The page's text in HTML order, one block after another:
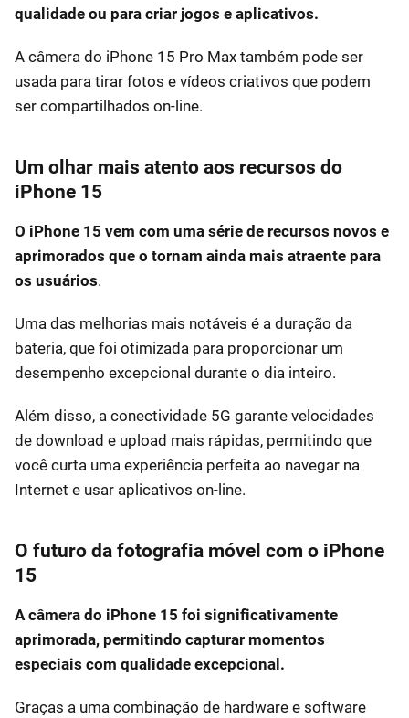
qualidade ou para criar jogos e aplicativos.
A câmera do iPhone 15 Pro Max também pode ser
usada para tirar fotos e vídeos criativos que podem
ser compartilhados on-line.
Um olhar mais atento aos recursos do
iPhone 15
O iPhone 15 vem com uma série de recursos novos e
aprimorados que o tornam ainda mais atraente para
os usuários.
Uma das melhorias mais notáveis é a duração da
bateria, que foi otimizada para proporcionar um
desempenho excepcional durante o dia inteiro.
Além disso, a conectividade 5G garante velocidades
de download e upload mais rápidas, permitindo que
você curta uma experiência perfeita ao navegar na
Internet e usar aplicativos on-line.
O futuro da fotografia móvel com o iPhone
15
A câmera do iPhone 15 foi significativamente
aprimorada, permitindo capturar momentos
especiais com qualidade excepcional.
Graças a uma combinação de hardware e software